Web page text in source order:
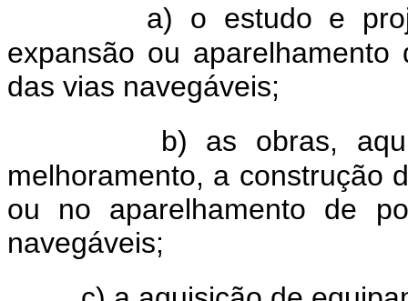
a) o estudo e
expansão ou
das vias navegáveis;
b) as obras,
melhoramento, a construção
ou no aparelhamento de
navegáveis;